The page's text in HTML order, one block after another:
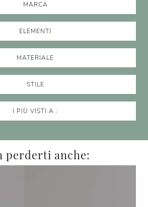
MARCA
ELEMENTI
MATERIALE
STILE
I PIÙ VISTI A :
perderti anche: